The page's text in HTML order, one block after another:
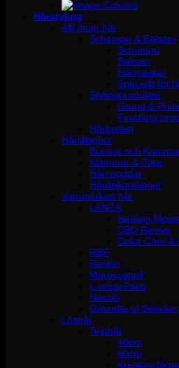
Hårstyling
Allt inom hår
Schampo & Balsam
Schampo
Balsam
Hårmasker
Speciellt för
Stylingprodukter
Grund &
Finishing
Hårbotten
Hårtillbehör
Borstar och
Klämmor & Clips
Hårsnoddar
Hårdekorationer
Varumärken hår
LANZA
Healing
CBD Revive
Color Care &
REF
Revlon
Moroccanoil
L´oréal Paris
Neccin
Grazette of Sweden
Löshår
Tejphår
40cm
60cm
Kreativa